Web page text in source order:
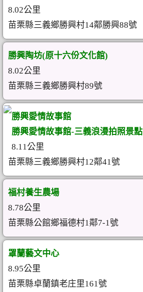
8.02公里
苗栗縣三義鄉勝興村14鄰勝興88號
勝興陶坊(原十六份文化館)
8.02公里
苗栗縣三義鄉勝興村89號
勝興愛情故事館
勝興愛情故事館-三義浪漫拍照景點
8.11公里
苗栗縣三義鄉勝興村12鄰41號
福村養生農場
8.78公里
苗栗縣公館鄉福德村1鄰7-1號
罩蘭藝文中心
8.95公里
苗栗縣卓蘭鎮老庄里161號